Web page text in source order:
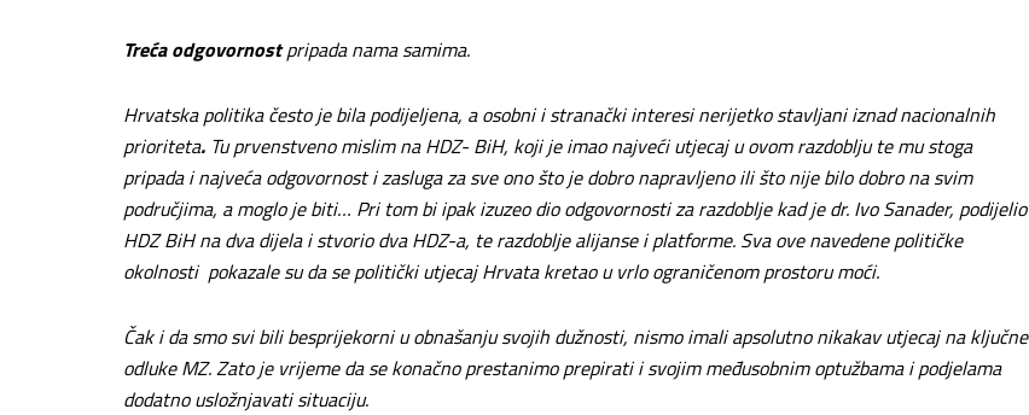
Treća odgovornostpripada nama samima.
Hrvatska politika često je bila podijeljena, a osobni i stranački interesi nerijetko stavljani iznad nacionalnih
prioriteta. Tu prvenstveno mislim na HDZ- BiH, koji je imao najveći utjecaj u ovom razdoblju te mu stoga
pripada i najveća odgovornost i zasluga za sve ono što je dobro napravljeno ili što nije bilo dobro na svim
područjima, a moglo je biti… Pri tom bi ipak izuzeo dio odgovornosti za razdoblje kad je dr. Ivo Sanader, podijelio
HDZ BiH na dva dijela i stvorio dva HDZ-a, te razdoblje alijanse i platforme. Sva ove navedene političke
okolnosti pokazale su da se politički utjecaj Hrvata kretao u vrlo ograničenom prostoru moći.
Čak i da smo svi bili besprijekorni u obnašanju svojih dužnosti, nismo imali apsolutno nikakav utjecaj na ključne
odluke MZ. Zato je vrijeme da se konačno prestanimo prepirati i svojim međusobnim optužbama i podjelama
dodatno usložnjavati situaciju.